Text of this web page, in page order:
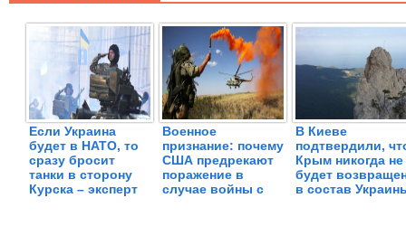
Если Украина
будет в НАТО, то
сразу бросит
танки в сторону
Курска – эксперт
Военное
признание: почему
США предрекают
поражение в
случае войны с
В Киеве
подтвердили,
Крым никогда не
будет
в состав